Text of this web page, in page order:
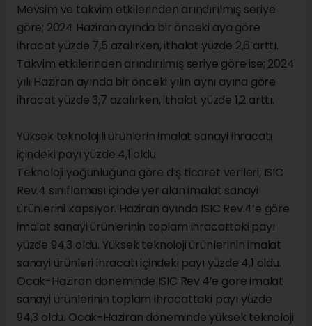
Mevsim ve takvim etkilerinden arındırılmış seriye
göre; 2024 Haziran ayında bir önceki aya göre
ihracat yüzde 7,5 azalırken, ithalat yüzde 2,6 arttı.
Takvim etkilerinden arındırılmış seriye göre ise; 2024
yılı Haziran ayında bir önceki yılın aynı ayına göre
ihracat yüzde 3,7 azalırken, ithalat yüzde 1,2 arttı.
Yüksek teknolojili ürünlerin imalat sanayi ihracatı
içindeki payı yüzde 4,1 oldu
Teknoloji yoğunluğuna göre dış ticaret verileri, ISIC
Rev.4 sınıflaması içinde yer alan imalat sanayi
ürünlerini kapsıyor. Haziran ayında ISIC Rev.4’e göre
imalat sanayi ürünlerinin toplam ihracattaki payı
yüzde 94,3 oldu. Yüksek teknoloji ürünlerinin imalat
sanayi ürünleri ihracatı içindeki payı yüzde 4,1 oldu.
Ocak-Haziran döneminde ISIC Rev.4’e göre imalat
sanayi ürünlerinin toplam ihracattaki payı yüzde
94,3 oldu. Ocak-Haziran döneminde yüksek teknoloji